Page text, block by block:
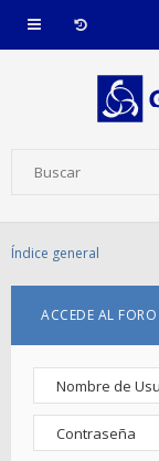
Índice general
ACCEDE AL FORO